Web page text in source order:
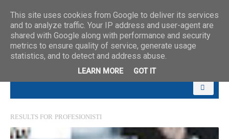
RESULTS FOR PROFESIONISTI
This site uses cookies from Google to deliver its services
and to analyze traffic. Your IP address and user-agent are
shared with Google along with performance and security
metrics to ensure quality of service, generate usage
statistics, and to detect and address abuse.
LEARN MORE GOT IT